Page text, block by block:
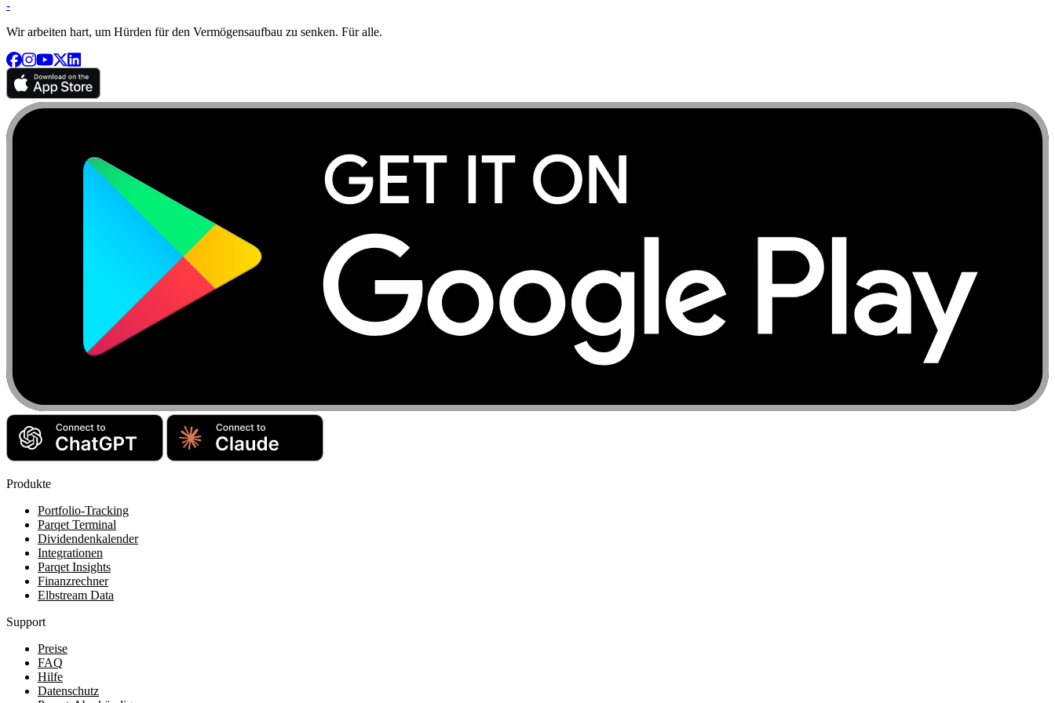
-
Wir arbeiten hart, um Hürden für den Vermögensaufbau zu senken. Für alle.
Produkte
Portfolio-Tracking
Parqet Terminal
Dividendenkalender
Integrationen
Parqet Insights
Finanzrechner
Elbstream Data
Support
Preise
FAQ
Hilfe
Datenschutz